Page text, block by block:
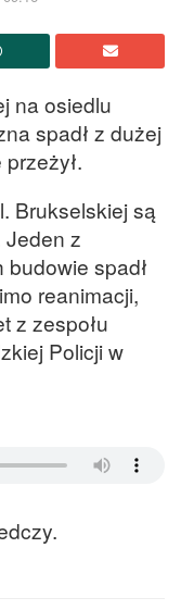
na osiedlu
spadł z dużej
Brukselskiej są
z
spadł
reanimacji,
z zespołu
Policji w